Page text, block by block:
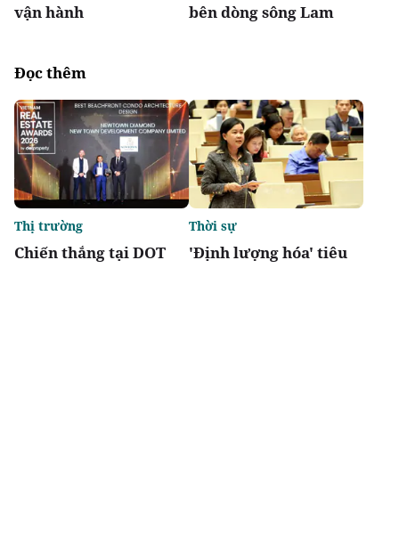
vận hành
bên dòng sông Lam
Đọc thêm
Chiến thắng tại DOT
Thị trường
'Định lượng hóa' tiêu
Thời sự